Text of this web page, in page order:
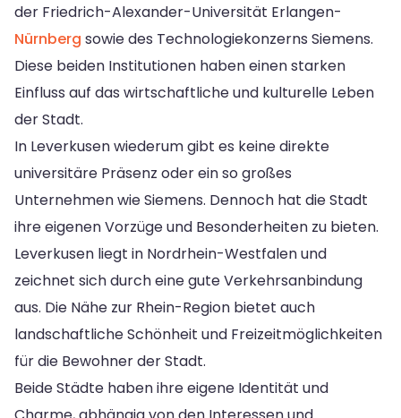
der Friedrich-Alexander-Universität Erlangen-
Nürnberg sowie des Technologiekonzerns Siemens.
Diese beiden Institutionen haben einen starken
Einfluss auf das wirtschaftliche und kulturelle Leben
der Stadt.
In Leverkusen wiederum gibt es keine direkte
universitäre Präsenz oder ein so großes
Unternehmen wie Siemens. Dennoch hat die Stadt
ihre eigenen Vorzüge und Besonderheiten zu bieten.
Leverkusen liegt in Nordrhein-Westfalen und
zeichnet sich durch eine gute Verkehrsanbindung
aus. Die Nähe zur Rhein-Region bietet auch
landschaftliche Schönheit und Freizeitmöglichkeiten
für die Bewohner der Stadt.
Beide Städte haben ihre eigene Identität und